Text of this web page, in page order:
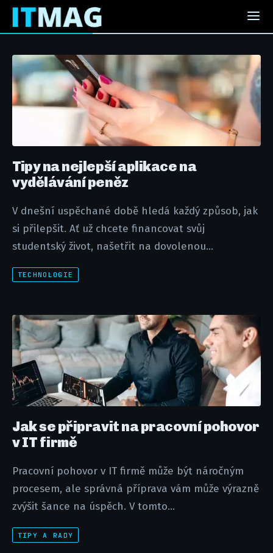
Tipy na nejlepší aplikace na
vydělávání peněz
V dnešní uspěchané době hledá každý způsob, jak
si přilepšit. Ať už chcete financovat svůj
studentský život, našetřit na dovolenou...
TECHNOLOGIE
Jak se připravit na pracovní pohovor
v IT firmě
Pracovní pohovor v IT firmě může být náročným
procesem, ale správná příprava vám může výrazně
zvýšit šance na úspěch. V tomto...
TIPY A RADY